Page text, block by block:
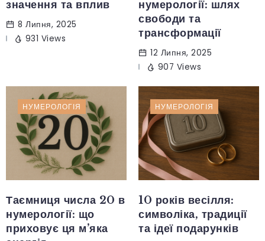
значення та вплив
8 Липня, 2025
931 Views
нумерології: шлях
свободи та
трансформації
12 Липня, 2025
907 Views
НУМЕРОЛОГІЯ
Таємниця числа 20 в
нумерології: що
приховує ця м’яка
НУМЕРОЛОГІЯ
10 років весілля:
символіка, традиції
та ідеї подарунків